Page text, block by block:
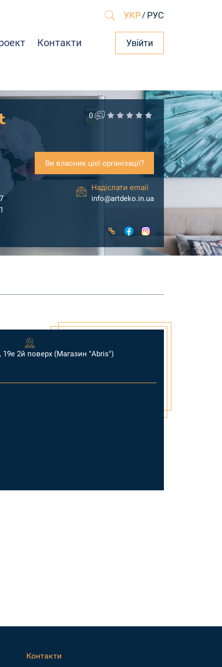
УКР / РУС
Контакти Увійти
0
Ви власник цієї організації?
Надіслати email
info@artdeko.in.ua
19е 2й поверх (Магазин "Abris")
Контакти